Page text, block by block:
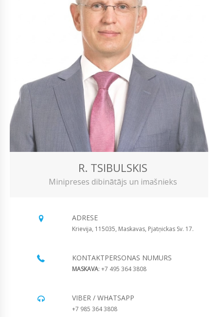
R. TSIBULSKIS
Minipreses dibinātājs un imašnieks
ADRESE
Krievija, 115035, Maskavas, Pjatņickas Sv. 17.
KONTAKTPERSONAS NUMURS
MASKAVA: +7 495 364 3808
VIBER / WHATSAPP
+7 985 364 3808